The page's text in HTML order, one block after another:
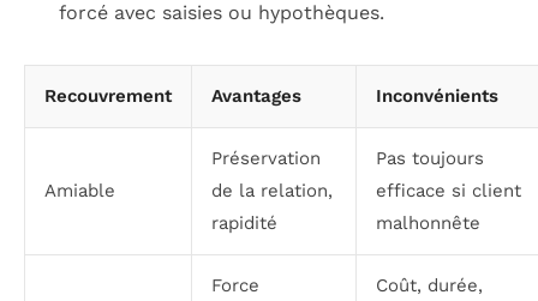
forcé avec saisies ou hypothèques.
Recouvrement Avantages Inconvénients
Amiable
Préservation
de la relation,
rapidité
Pas toujours
efficace si client
malhonnête
Force
Coût, durée,